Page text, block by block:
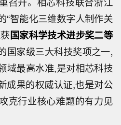
“智能化三维数字人制作关
国家科学技术进步奖二等
国家级三大科技奖项之一,
域最高水准,是对相芯科技
成果的权威认证,也是对公
克行业核心难题的有力见